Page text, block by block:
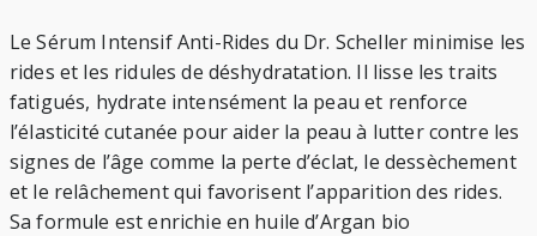
Le Sérum Intensif Anti-Rides du Dr. Scheller minimise les
rides et les ridules de déshydratation. Il lisse les traits
fatigués, hydrate intensément la peau et renforce
l’élasticité cutanée pour aider la peau à lutter contre les
signes de l’âge comme la perte d’éclat, le dessèchement
et le relâchement qui favorisent l’apparition des rides.
Sa formule est enrichie en huile d’Argan bio